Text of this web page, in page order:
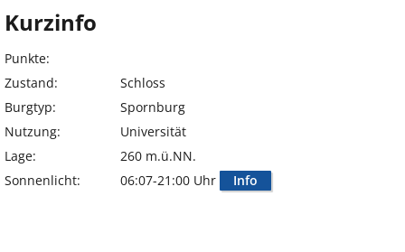
Kurzinfo
Punkte:
Zustand:
Schloss
Burgtyp:
Spornburg
Nutzung:
Universität
Lage:
260 m.ü.NN.
Sonnenlicht:
06:07-21:00 Uhr Info